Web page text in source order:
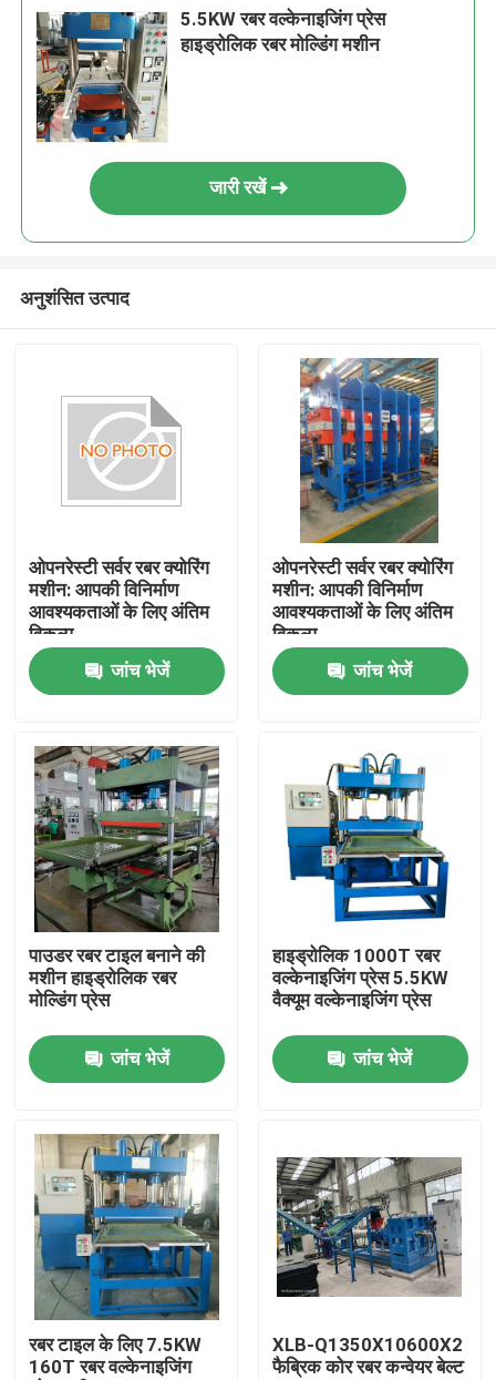
उत्पादों
वीडियो
हमारे बारे में
कारखाना भ्रमण
गुणवत्ता नियंत्रण
संपर्क करें
समाचार
एक उद्धरण का अनुरोध करें
रबर प्रक्रिया मशीन
5.5KW रबर वल्केनाइजिंग प्रेस
हाइड्रोलिक रबर मोल्डिंग मशीन
जारी रखें
अनुशंसित उत्पाद
ओपनरेस्टी सर्वर रबर क्योरिंग
मशीन: आपकी विनिर्माण
आवश्यकताओं के लिए अंतिम
विकल्प
जांच भेजें
ओपनरेस्टी सर्वर रबर क्योरिंग
मशीन: आपकी विनिर्माण
आवश्यकताओं के लिए अंतिम
विकल्प
जांच भेजें
पाउडर रबर टाइल बनाने की
मशीन हाइड्रोलिक रबर
मोल्डिंग प्रेस
जांच भेजें
हाइड्रोलिक 1000T रबर
वल्केनाइजिंग प्रेस 5.5KW
वैक्यूम वल्केनाइजिंग प्रेस
जांच भेजें
रबर टाइल के लिए 7.5KW
160T रबर वल्केनाइजिंग
XLB-Q1350X10600X2
फैब्रिक कोर रबर कन्वेयर बेल्ट